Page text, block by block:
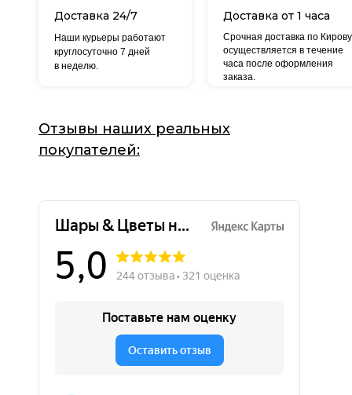
Доставка 24/7
Срочная доставка по Кирову
осуществляется в течение
часа после оформления
заказа.
Наши курьеры работают
круглосуточно 7 дней
в неделю.
Доставка от 1 часа
Отзывы наших реальных
покупателей: